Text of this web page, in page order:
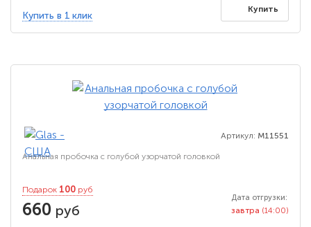
Купить в 1 клик
Купить
Артикул: M11551
Анальная пробочка с голубой узорчатой головкой
Подарок 100 руб
660 руб
Дата отгрузки:
завтра (14:00)